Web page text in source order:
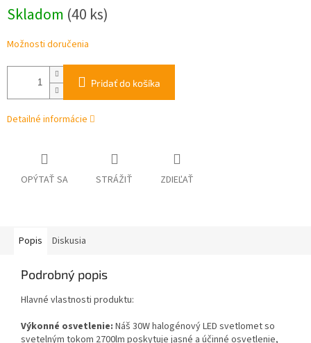
cena:
Skladom (40 ks)
Možnosti doručenia
Pridať do košíka
Detailné informácie
OPÝTAŤ SA STRÁŽIŤ ZDIEĽAŤ
Popis Diskusia
Podrobný popis
Hlavné vlastnosti produktu:
Výkonné osvetlenie: Náš 30W halogénový LED svetlomet so
svetelným tokom 2700lm poskytuje jasné a účinné osvetlenie,